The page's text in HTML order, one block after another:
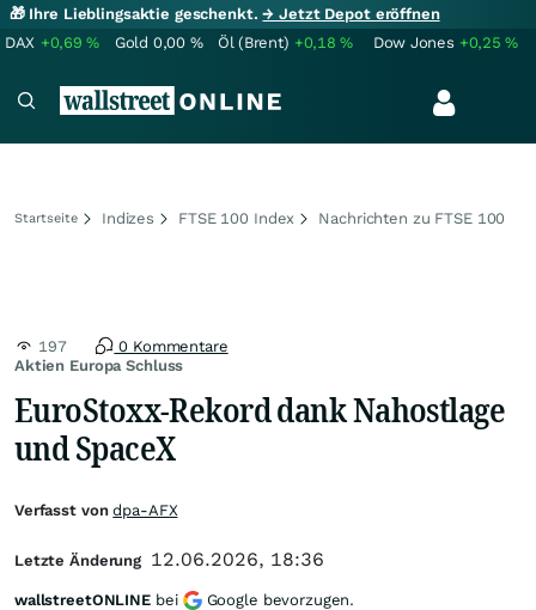
🎁 Ihre Lieblingsaktie geschenkt.→ Jetzt Depot eröffnen
DAX +0,69% Gold 0,00 % Öl (Brent) +0,18% Dow Jones +0,25%
Startseite Indizes FTSE 100 Index Nachrichten zu FTSE 100
Aktien Europa Schluss
197 0 Kommentare
EuroStoxx-Rekord dank Nahostlage
und SpaceX
Verfasst vondpa-AFX
Letzte Änderung 12.06.2026, 18:36
wallstreetONLINE bei Google bevorzugen.